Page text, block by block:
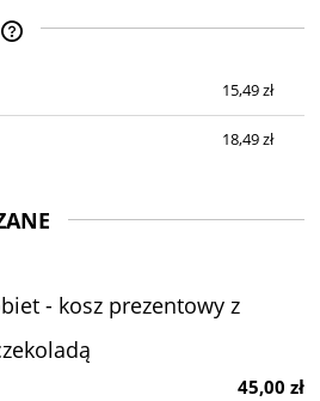
15,49 zł
18,49 zł
- kosz prezentowy z
45,00 zł